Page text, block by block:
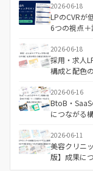
2026-06-18
LPのCVRが
6つの視点
2026-06-18
採用・求人
構成と配色
2026-06-16
BtoB・
につながる
2026-06-11
美容クリニ
版】成果に